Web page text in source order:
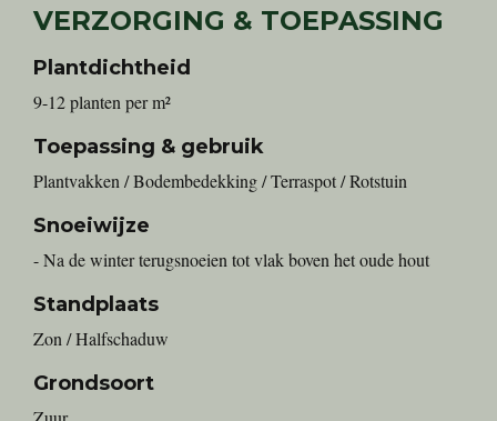
VERZORGING & TOEPASSING
Plantdichtheid
9-12 planten per m²
Toepassing & gebruik
Plantvakken / Bodembedekking / Terraspot / Rotstuin
Snoeiwijze
- Na de winter terugsnoeien tot vlak boven het oude hout
Standplaats
Zon / Halfschaduw
Grondsoort